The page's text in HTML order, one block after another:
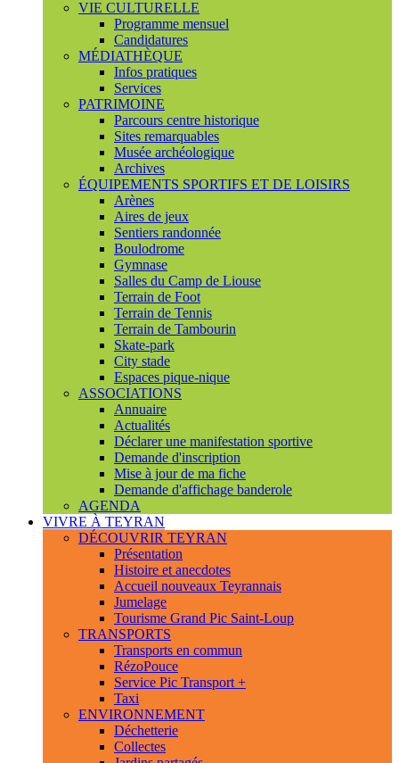
VIE CULTURELLE
Programme mensuel
Candidatures
MÉDIATHÈQUE
Infos pratiques
Services
PATRIMOINE
Parcours centre historique
Sites remarquables
Musée archéologique
Archives
ÉQUIPEMENTS SPORTIFS ET DE LOISIRS
Arènes
Aires de jeux
Sentiers randonnée
Boulodrome
Gymnase
Salles du Camp de Liouse
Terrain de Foot
Terrain de Tennis
Terrain de Tambourin
Skate-park
City stade
Espaces pique-nique
ASSOCIATIONS
Annuaire
Actualités
Déclarer une manifestation sportive
Demande d'inscription
Mise à jour de ma fiche
Demande d'affichage banderole
AGENDA
VIVRE À TEYRAN
DÉCOUVRIR TEYRAN
Présentation
Histoire et anecdotes
Accueil nouveaux Teyrannais
Jumelage
Tourisme Grand Pic Saint-Loup
TRANSPORTS
Transports en commun
RézoPouce
Service Pic Transport +
Taxi
ENVIRONNEMENT
Déchetterie
Collectes